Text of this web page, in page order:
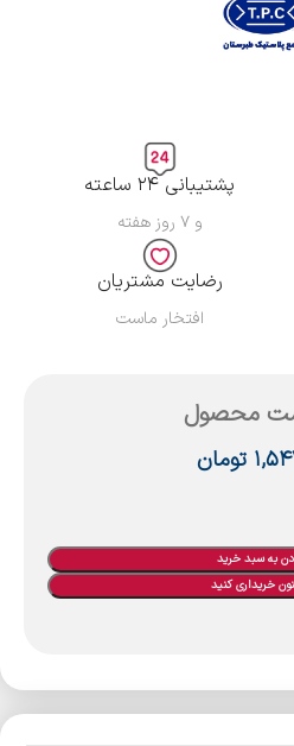
پشتیبانی ۲۴ ساعته
و ۷ روز هفته
رضایت مشتریان
افتخار ماست
محصول
تومان
به سبد خرید
خریداری کنید